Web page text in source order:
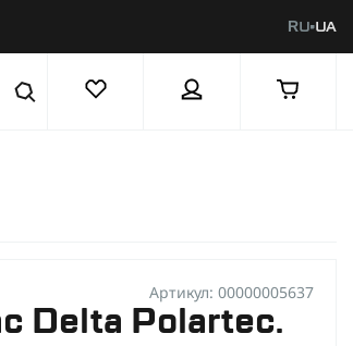
RU UA
Артикул: 00000005637
Delta Polartec.